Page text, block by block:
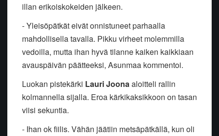
illan erikoiskokeiden jälkeen.
- Yleisöpätkät eivät onnistuneet parhaalla
mahdollisella tavalla. Pikku virheet molemmilla
vedoilla, mutta ihan hyvä tilanne kaiken kaikkiaan
avauspäivän päätteeksi, Asunmaa kommentoi.
Luokan pistekärki Lauri Joonaaloitteli rallin
kolmannella sijalla. Eroa kärkikaksikkoon on tasan
viisi sekuntia.
- Ihan ok fiilis. Vähän jäätiin metsäpätkällä, kun oli